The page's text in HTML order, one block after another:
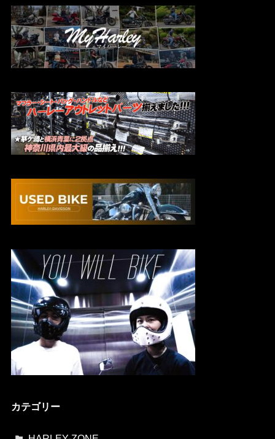
カテゴリー